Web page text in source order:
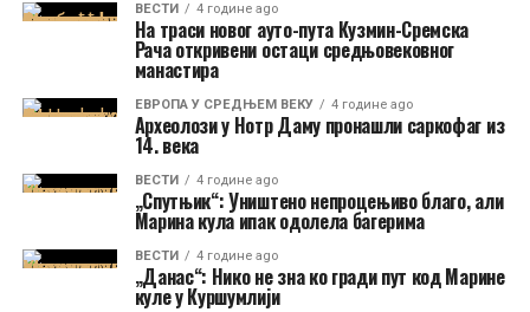
ВЕСТИ 4 године ago
На траси новог ауто-пута Кузмин-Сремска
Рача откривени остаци средњовековног
манастира
ЕВРОПА У СРЕДЊЕМ ВЕКУ 4 године ago
Археолози у Нотр Даму пронашли саркофаг из
14. века
ВЕСТИ 4 године ago
„Спутњик“: Уништено непроцењиво благо, али
Марина кула ипак одолела багерима
ВЕСТИ 4 године ago
„Данас“: Нико не зна ко гради пут код Марине
куле у Куршумлији